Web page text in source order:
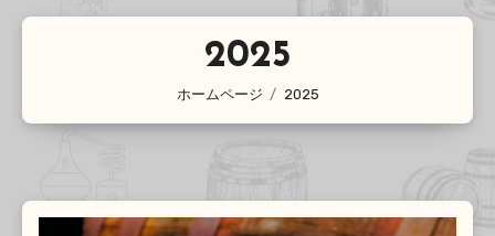
2025
ホームページ 2025